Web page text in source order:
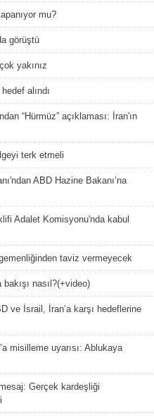
mu?
görüştü
yakınız
alındı
“Hürmüz” açıklaması: İran'ın
terk etmeli
ABD Hazine Bakanı’na
Adalet Komisyonu'nda kabul
taviz vermeyecek
bakışı nasıl?(+video)
ve İsrail, İran’a karşı hedeflerine
misilleme uyarısı: Ablukaya
Gerçek kardeşliği